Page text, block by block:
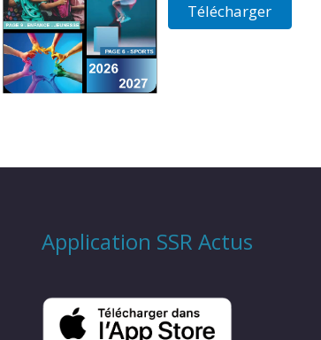
Télécharger
Application SSR Actus